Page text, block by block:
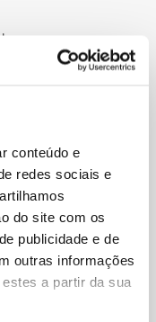
conteúdo e
redes sociais e
do site com os
publicidade e de
outras informações
a partir da sua
pessoas
que as
coletivo de
o povo, nada
do povo, sem
sair da crise.